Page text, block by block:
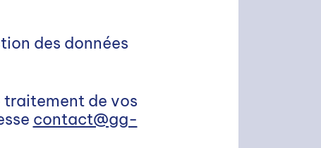
des données
traitement de vos
contact@gg-